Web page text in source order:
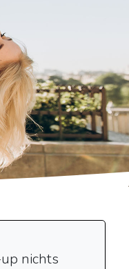
nichts